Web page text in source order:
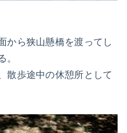
から狭山懸橋を渡ってし
。
散歩途中の休憩所として